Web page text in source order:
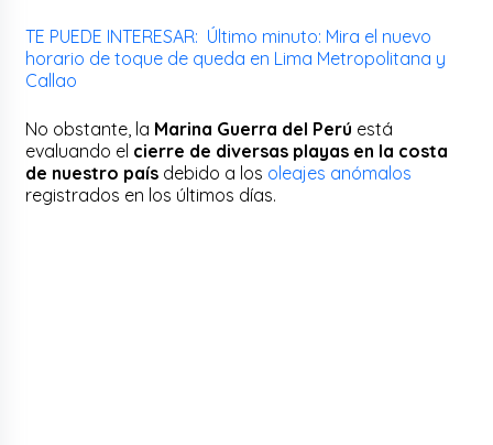
TE PUEDE INTERESAR: Último minuto: Mira el nuevo
horario de toque de queda en Lima Metropolitana y
Callao
No obstante, la Marina Guerra del Perú está
evaluando el cierre de diversas playas en la costa
de nuestro país debido a los oleajes anómalos
registrados en los últimos días.